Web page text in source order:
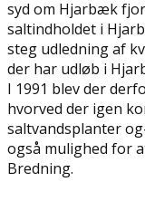
syd om Hjarbæk
saltindholdet i
steg udledning af
der har udløb i
I 1991 blev der
hvorved der igen
saltvandsplanter
også mulighed for
Bredning.